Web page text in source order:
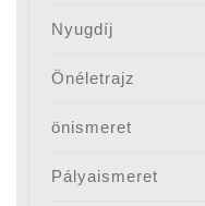
Nyugdíj
Önéletrajz
önismeret
Pályaismeret